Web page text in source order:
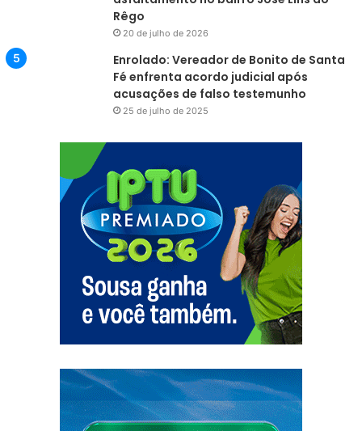
Rêgo
20 de julho de 2026
Enrolado: Vereador de Bonito de Santa
Fé enfrenta acordo judicial após
acusações de falso testemunho
25 de julho de 2025